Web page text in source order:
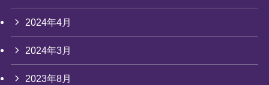
2024年4月
2024年3月
2023年8月